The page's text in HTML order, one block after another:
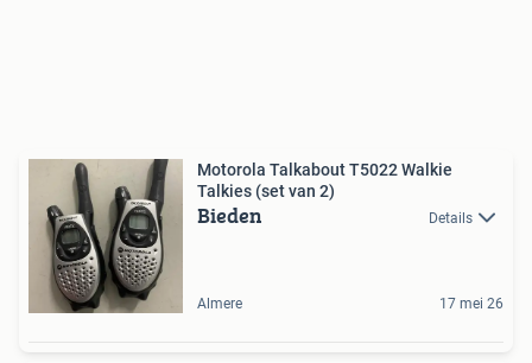
Motorola Talkabout T5022 Walkie
Talkies (set van 2)
Bieden Details
Almere 17 mei 26